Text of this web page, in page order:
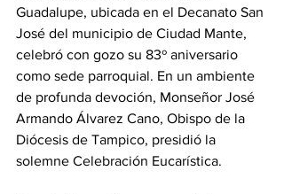
Guadalupe, ubicada en el Decanato San
José del municipio de Ciudad Mante,
celebró con gozo su 83º aniversario
como sede parroquial. En un ambiente
de profunda devoción, Monseñor José
Armando Álvarez Cano, Obispo de la
Diócesis de Tampico, presidió la
solemne Celebración Eucarística.